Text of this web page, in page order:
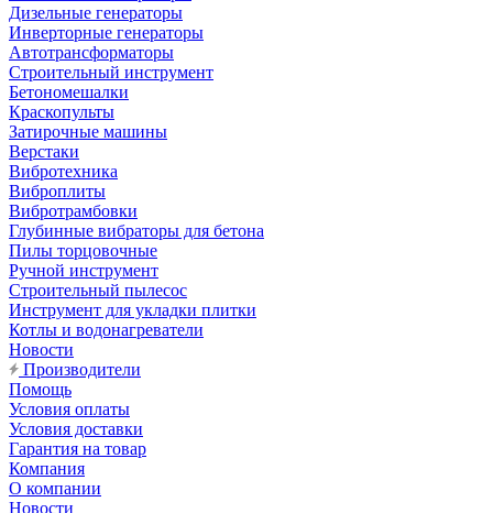
Дизельные генераторы
Инверторные генераторы
Автотрансформаторы
Строительный инструмент
Бетономешалки
Краскопульты
Затирочные машины
Верстаки
Вибротехника
Виброплиты
Вибротрамбовки
Глубинные вибраторы для бетона
Пилы торцовочные
Ручной инструмент
Строительный пылесос
Инструмент для укладки плитки
Котлы и водонагреватели
Новости
Производители
Помощь
Условия оплаты
Условия доставки
Гарантия на товар
Компания
О компании
Новости